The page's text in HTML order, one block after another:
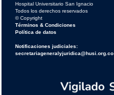
Hospital Universitario San Ignacio
Todos los derechos reservados
© Copyright
Términos & Condiciones
Política de datos
Notificaciones judiciales:
secretariageneralyjuridica@husi.org.co